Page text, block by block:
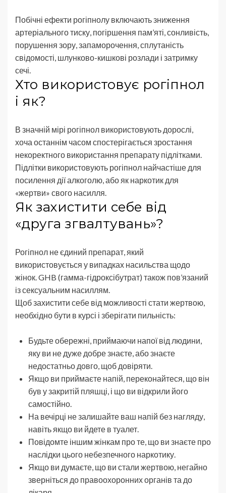
Побічні ефекти рогіпнолу включають зниження
артеріального тиску, погіршення пам’яті, сонливість,
порушення зору, запаморочення, сплутаність
свідомості, шлунково-кишкові розлади і затримку
сечі.
Хто використовує рогіпнол
і як?
В значній мірі рогіпнол використовують дорослі,
хоча останнім часом спостерігається зростання
некоректного використання препарату підлітками.
Підлітки використовують рогіпнол найчастіше для
посилення дії алкоголю, або як наркотик для
«жертви» свого насилля.
Як захистити себе від
«друга згвалтувань»?
Рогіпнол не єдиний препарат, який
використовується у випадках насильства щодо
жінок. GHB (гамма-гідроксібутрат) також пов’язаний
із сексуальним насиллям.
Щоб захистити себе від можливості стати жертвою,
необхідно бути в курсі і зберігати пильність:
Будьте обережні, приймаючи напої від людини,
яку ви не дуже добре знаєте, або знаєте
недостатньо довго, щоб довіряти.
Якщо ви приймаєте напій, переконайтеся, що він
був у закритій пляшці, і що ви відкрили його
самостійно.
На вечірці не залишайте ваш напій без нагляду,
навіть якщо ви йдете в туалет.
Повідомте іншим жінкам про те, що ви знаєте про
наслідки цього небезпечного наркотику.
Якщо ви думаєте, що ви стали жертвою, негайно
зверніться до правоохоронних органів та до